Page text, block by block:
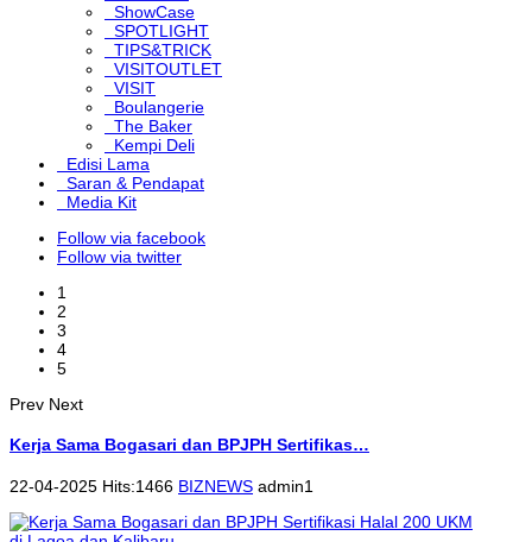
ShowCase
SPOTLIGHT
TIPS&TRICK
VISITOUTLET
VISIT
Boulangerie
The Baker
Kempi Deli
Edisi Lama
Saran & Pendapat
Media Kit
Follow via facebook
Follow via twitter
1
2
3
4
5
Prev Next
Kerja Sama Bogasari dan BPJPH Sertifikas…
22-04-2025 Hits:1466 BIZNEWS admin1